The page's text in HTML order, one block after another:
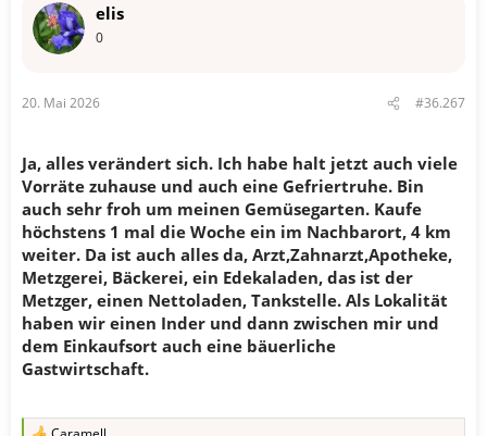
e
n
elis
0
20. Mai 2026 #36.267
Ja, alles verändert sich. Ich habe halt jetzt auch viele
Vorräte zuhause und auch eine Gefriertruhe. Bin
auch sehr froh um meinen Gemüsegarten. Kaufe
höchstens 1 mal die Woche ein im Nachbarort, 4 km
weiter. Da ist auch alles da, Arzt,Zahnarzt,Apotheke,
Metzgerei, Bäckerei, ein Edekaladen, das ist der
Metzger, einen Nettoladen, Tankstelle. Als Lokalität
haben wir einen Inder und dann zwischen mir und
dem Einkaufsort auch eine bäuerliche
Gastwirtschaft.